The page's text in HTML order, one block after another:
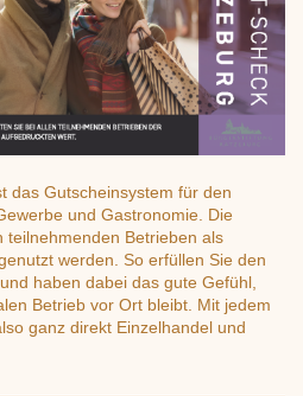
das Gutscheinsystem für den
und Gastronomie. Die
teilnehmenden Betrieben als
werden. So erfüllen Sie den
haben dabei das gute Gefühl,
Betrieb vor Ort bleibt. Mit jedem
ganz direkt Einzelhandel und